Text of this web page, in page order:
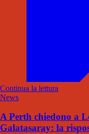
Continua la lettura
News
A Perth chiedono a
Galatasaray: la